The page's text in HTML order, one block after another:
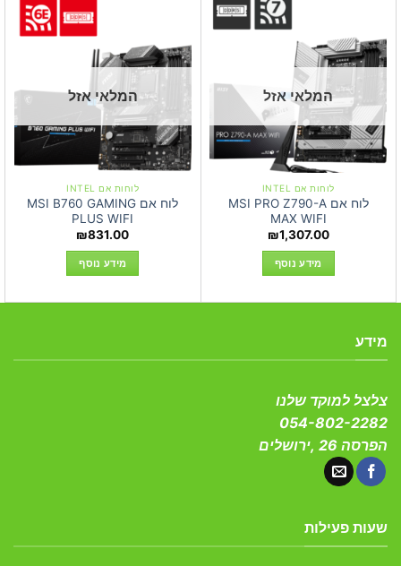
המלאי אזל
לוחות אם INTEL
לוח אם MSI PRO Z790-A
MAX WIFI
₪1,307.00
מידע נוסף
המלאי אזל
לוחות אם INTEL
לוח אם MSI B760 GAMING
PLUS WIFI
₪831.00
מידע נוסף
מידע
צלצל למוקד שלנו
054-802-2282
הפרסה 26 ,ירושלים
שעות פעילות